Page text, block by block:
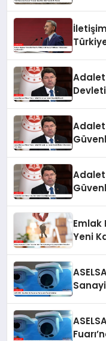
Adalet
Adalet
Adalet
Emlak
Yeni